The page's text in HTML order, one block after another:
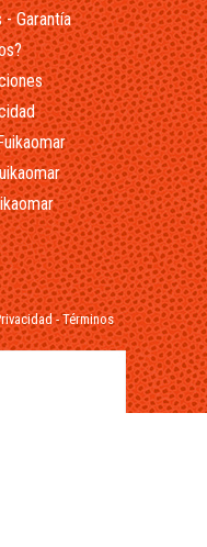
Garantía
-Términos